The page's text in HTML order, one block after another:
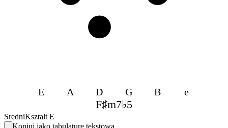
E A D G B e
F♯m7♭5
SredniKsztalt E
Kopiuj jako tabulature tekstowa